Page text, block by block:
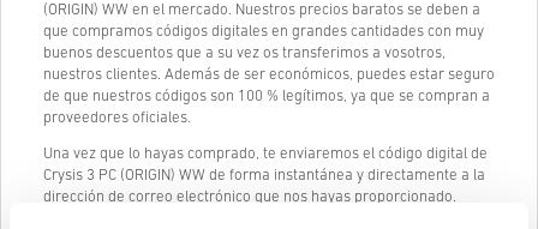
(ORIGIN) WW en el mercado. Nuestros precios baratos se deben a
que compramos códigos digitales en grandes cantidades con muy
buenos descuentos que a su vez os transferimos a vosotros,
nuestros clientes. Además de ser económicos, puedes estar seguro
de que nuestros códigos son 100 % legítimos, ya que se compran a
proveedores oficiales.
Una vez que lo hayas comprado, te enviaremos el código digital de
Crysis 3 PC (ORIGIN) WW de forma instantánea y directamente a la
dirección de correo electrónico que nos hayas proporcionado.